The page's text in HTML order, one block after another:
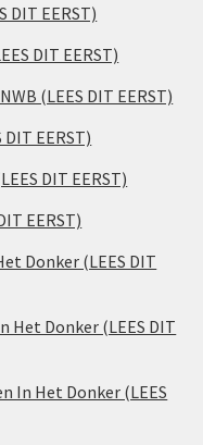
DIT EERST)
DIT EERST)
(LEES DIT EERST)
EERST)
DIT EERST)
EERST)
Donker (LEES DIT
Het Donker (LEES DIT
In Het Donker (LEES